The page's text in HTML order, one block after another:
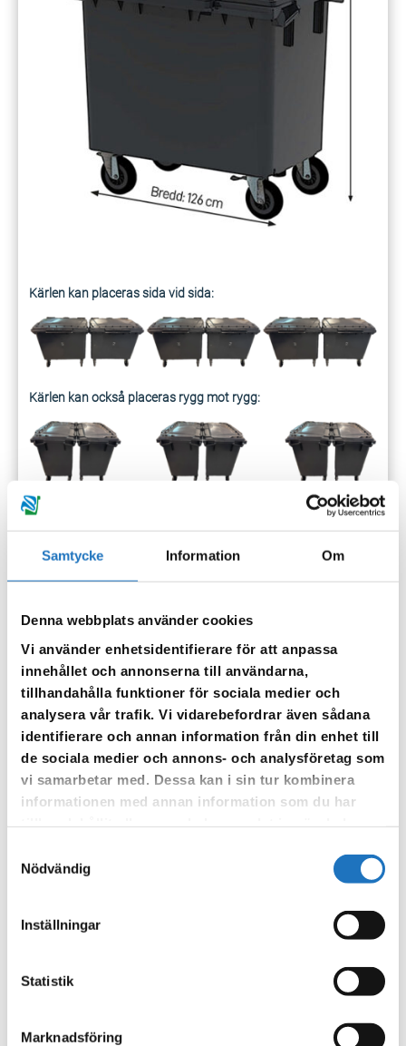
Samtycke Information Om
Denna webbplats använder cookies
Vi använder enhetsidentifierare för att anpassa
innehållet och annonserna till användarna,
tillhandahålla funktioner för sociala medier och
analysera vår trafik. Vi vidarebefordrar även sådana
identifierare och annan information från din enhet till
de sociala medier och annons- och analysföretag som
vi samarbetar med. Dessa kan i sin tur kombinera
informationen med annan information som du har
Nödvändig
Inställningar
Statistik
Marknadsföring
Kärlen kan placeras sida vid sida:
Kärlen kan också placeras rygg mot rygg:
Hälften av kärlen är märkta med siffran 1 och den andra
Avfallskärl uppmärkta med 1, töms
var fjärde vecka
Här sorterar du:
Plastf
Avfallskärl uppmärkta med 2, töms
varannan vecka
Pappersförpackningar, 342 liter
Färgade glasförpackningar, 45 liter
Läs mer om de olika